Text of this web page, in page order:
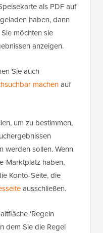
als PDF auf
haben, dann
möchten sie
anzeigen.
Sie auch
machenauf
um zu bestimmen,
werden sollen. Wenn
Marktplatz haben,
Konto-Seite, die
ausschließen.
'Regeln
dem Sie die Regel